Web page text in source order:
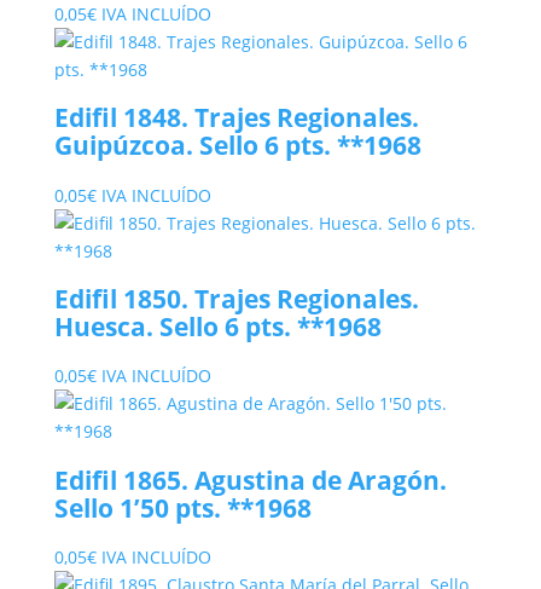
0,05€ IVA INCLUÍDO
Edifil 1848. Trajes Regionales.
Guipúzcoa. Sello 6 pts. **1968
0,05€ IVA INCLUÍDO
Edifil 1850. Trajes Regionales.
Huesca. Sello 6 pts. **1968
0,05€ IVA INCLUÍDO
Edifil 1865. Agustina de Aragón.
Sello 1’50 pts. **1968
0,05€ IVA INCLUÍDO